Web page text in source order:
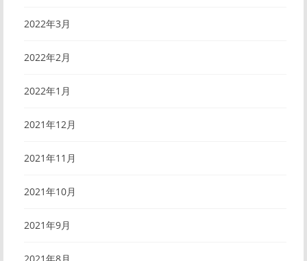
2022年3月
2022年2月
2022年1月
2021年12月
2021年11月
2021年10月
2021年9月